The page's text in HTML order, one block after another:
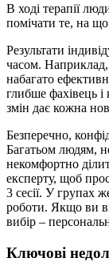
В ході терапії
помічати те, на
Результати
часом. Наприклад,
набагато
глибше фахівець
змін дає кожна
Безперечно,
Багатьом людям,
некомфортно
експерту, щоб
3 сесії. У групах
роботи. Якщо ви
вибір –
Ключові